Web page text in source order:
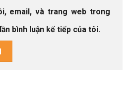
email, và trang web trong
bình luận kế tiếp của tôi.